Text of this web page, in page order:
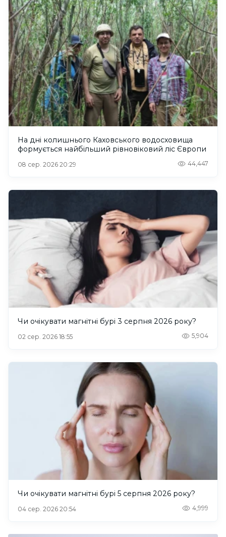
На дні колишнього Каховського водосховища
формується найбільший рівновіковий ліс Європи
08 сер. 2026 20:29 44,447
Чи очікувати магнітні бурі 3 серпня 2026 року?
02 сер. 2026 18:55 5,904
Чи очікувати магнітні бурі 5 серпня 2026 року?
04 сер. 2026 20:54 4,999